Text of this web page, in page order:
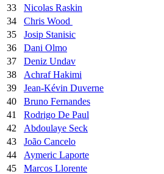
33
Nicolas Raskin
34
Chris Wood
35
Josip Stanisic
36
Dani Olmo
37
Deniz Undav
38
Achraf Hakimi
39
Jean-Kévin Duverne
40
Bruno Fernandes
41
Rodrigo De Paul
42
Abdoulaye Seck
43
João Cancelo
44
Aymeric Laporte
45
Marcos Llorente